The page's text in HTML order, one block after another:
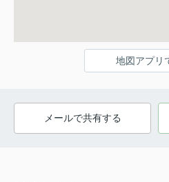
地図アプリ
メールで共有する